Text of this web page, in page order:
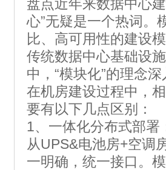
盘点近年来数据中心
心”无疑是一个热词。
比、高可用性的建设
传统数据中心基础设
中，“模块化”的理念深
在机房建设过程中，
要有以下几点区别：
1、一体化分布式部
从UPS&电池房+空调
一明确，统一接口。